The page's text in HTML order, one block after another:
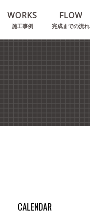
WORKS
施工事例
FLOW
完成までの流れ
CALENDAR